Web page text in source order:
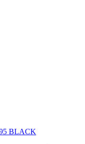
BLACK